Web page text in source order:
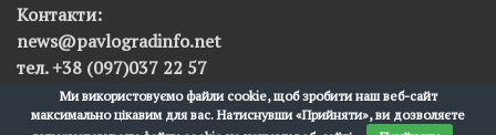
Контакти:
news@pavlogradinfo.net
тел. +38 (097)037 22 57
Ми використовуємо файли cookie, щоб зробити наш веб-сайт
максимально цікавим для вас. Натиснувши «Прийняти», ви дозволяєте